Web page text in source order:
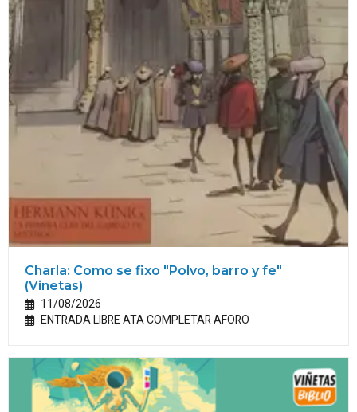
Charla: Como se fixo "Polvo, barro y fe"
(Viñetas)
11/08/2026
ENTRADA LIBRE ATA COMPLETAR AFORO